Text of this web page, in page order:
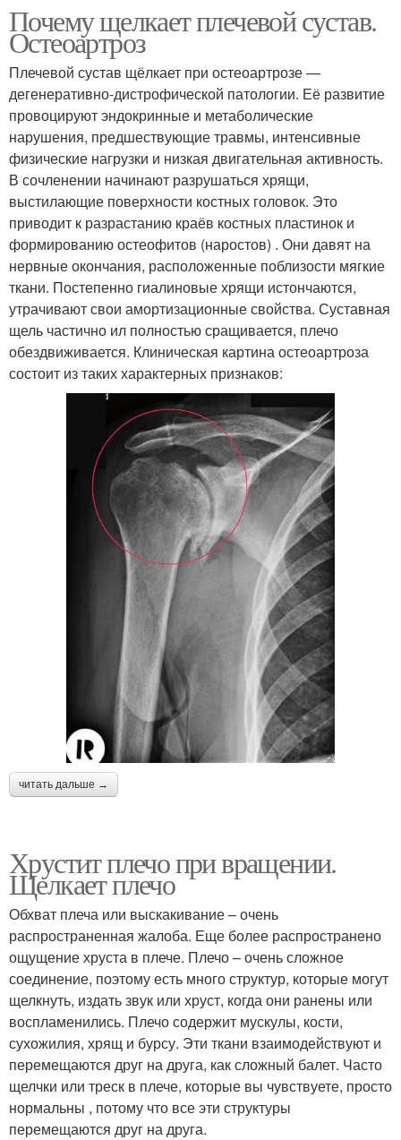
Почему щелкает плечевой сустав.
Остеоартроз
Плечевой сустав щёлкает при остеоартрозе —
дегенеративно-дистрофической патологии. Её развитие
провоцируют эндокринные и метаболические
нарушения, предшествующие травмы, интенсивные
физические нагрузки и низкая двигательная активность.
В сочленении начинают разрушаться хрящи,
выстилающие поверхности костных головок. Это
приводит к разрастанию краёв костных пластинок и
формированию остеофитов (наростов) . Они давят на
нервные окончания, расположенные поблизости мягкие
ткани. Постепенно гиалиновые хрящи истончаются,
утрачивают свои амортизационные свойства. Суставная
щель частично ил полностью сращивается, плечо
обездвиживается. Клиническая картина остеоартроза
состоит из таких характерных признаков:
читать дальше →
Хрустит плечо при вращении.
Щелкает плечо
Обхват плеча или выскакивание – очень
распространенная жалоба. Еще более распространено
ощущение хруста в плече. Плечо – очень сложное
соединение, поэтому есть много структур, которые могут
щелкнуть, издать звук или хруст, когда они ранены или
воспламенились. Плечо содержит мускулы, кости,
сухожилия, хрящ и бурсу. Эти ткани взаимодействуют и
перемещаются друг на друга, как сложный балет. Часто
щелчки или треск в плече, которые вы чувствуете, просто
нормальны , потому что все эти структуры
перемещаются друг на друга.